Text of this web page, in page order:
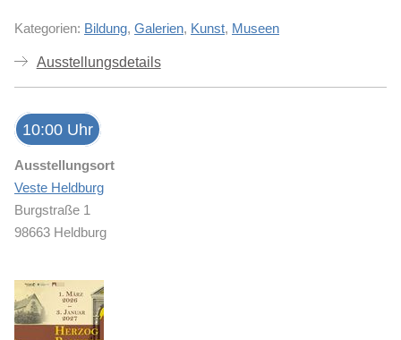
Kategorien: Bildung, Galerien, Kunst, Museen
Ausstellungsdetails
10:00 Uhr
Ausstellungsort
Veste Heldburg
Burgstraße 1
98663 Heldburg